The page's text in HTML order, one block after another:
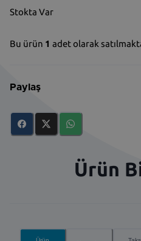
Stokta Var
Bu ürün 1 adet olarak
Paylaş
Ürün